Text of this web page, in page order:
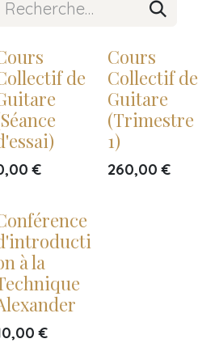
de
€
Cours
Collectif de
Guitare
(Trimestre
1)
260,00 €
à la
€